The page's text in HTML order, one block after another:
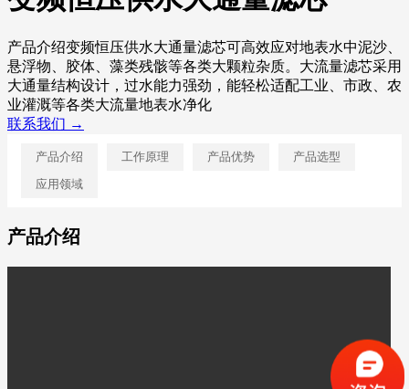
产品介绍变频恒压供水大通量滤芯可高效应对地表水中泥沙、
悬浮物、胶体、藻类残骸等各类大颗粒杂质。大流量滤芯采用
大通量结构设计，过水能力强劲，能轻松适配工业、市政、农
业灌溉等各类大流量地表水净化
联系我们 →
产品介绍 工作原理 产品优势
产品选型
应用领域
产品介绍